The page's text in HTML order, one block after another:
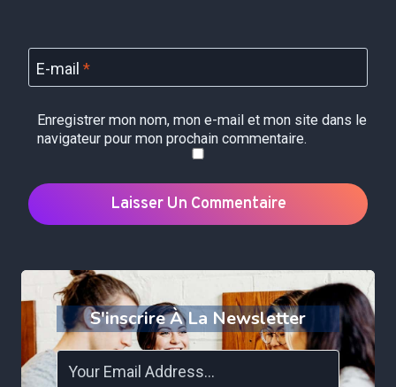
E-mail *
Enregistrer mon nom, mon e-mail et mon site dans le
navigateur pour mon prochain commentaire.
S'inscrire À La Newsletter